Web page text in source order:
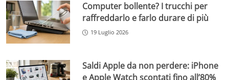
Computer bollente? I trucchi per
raffreddarlo e farlo durare di più
19 Luglio 2026
Saldi Apple da non perdere: iPhone
e Apple Watch scontati fino all’80%